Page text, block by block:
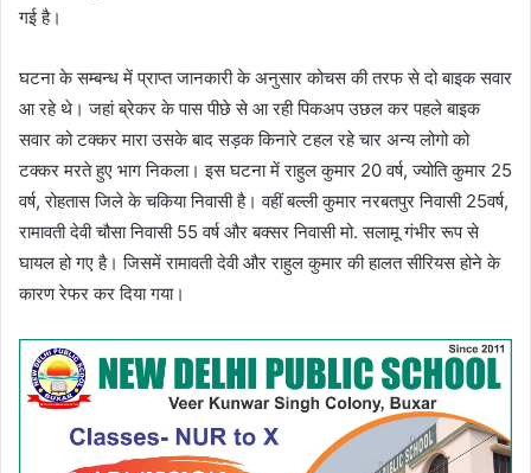
गई है।
घटना के सम्बन्ध में प्राप्त जानकारी के अनुसार कोचस की तरफ से दो बाइक सवार
आ रहे थे। जहां ब्रेकर के पास पीछे से आ रही पिकअप उछल कर पहले बाइक
सवार को टक्कर मारा उसके बाद सड़क किनारे टहल रहे चार अन्य लोगो को
टक्कर मरते हुए भाग निकला। इस घटना में राहुल कुमार 20 वर्ष, ज्योति कुमार 25
वर्ष, रोहतास जिले के चकिया निवासी है। वहीं बल्ली कुमार नरबतपुर निवासी 25वर्ष,
रामावती देवी चौसा निवासी 55 वर्ष और बक्सर निवासी मो. सलामू गंभीर रूप से
घायल हो गए है। जिसमें रामावती देवी और राहुल कुमार की हालत सीरियस होने के
कारण रेफर कर दिया गया।